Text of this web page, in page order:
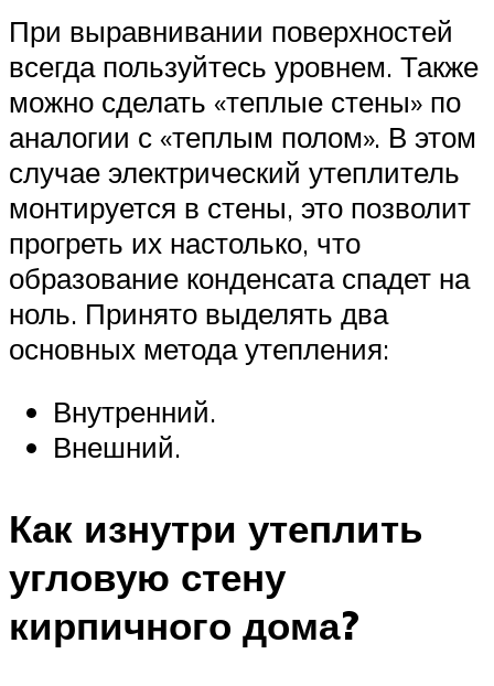
При выравнивании поверхностей
всегда пользуйтесь уровнем. Также
можно сделать «теплые стены» по
аналогии с «теплым полом». В этом
случае электрический утеплитель
монтируется в стены, это позволит
прогреть их настолько, что
образование конденсата спадет на
ноль. Принято выделять два
основных метода утепления:
Внутренний.
Внешний.
Как изнутри утеплить
угловую стену
кирпичного дома?